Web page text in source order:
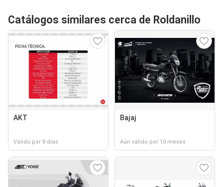
Catálogos similares cerca de Roldanillo
AKT
Válido por 8 días
Bajaj
Aún válido por 10 meses